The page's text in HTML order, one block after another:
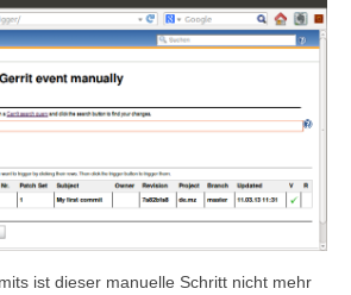
ist dieser manuelle Schritt nicht mehr